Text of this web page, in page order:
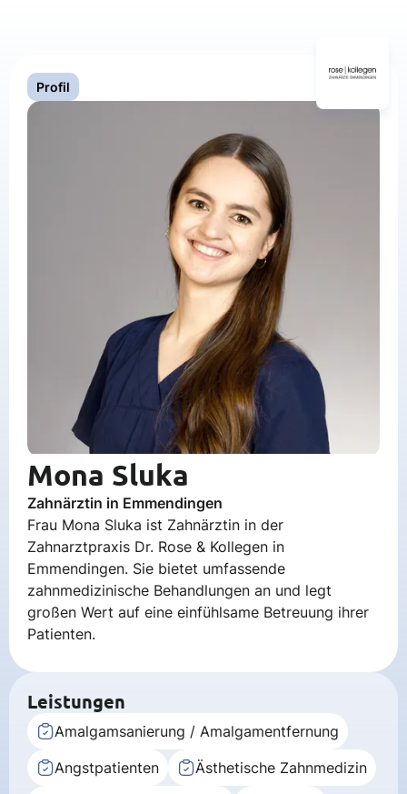
Profil
Mona Sluka
Zahnärztin in Emmendingen
Frau Mona Sluka ist Zahnärztin in der
Zahnarztpraxis Dr. Rose & Kollegen in
Emmendingen. Sie bietet umfassende
zahnmedizinische Behandlungen an und legt
großen Wert auf eine einfühlsame Betreuung ihrer
Patienten.
Leistungen
Amalgamsanierung / Amalgamentfernung
Angstpatienten
Ästhetische Zahnmedizin